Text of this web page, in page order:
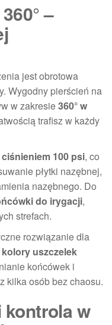
–
jest obrotowa
Wygodny pierścień na
w zakresie360° w
trafisz w każdy
100 psi, co
płytki nazębnej,
nazębnego. Do
do irygacji,
strefach.
rozwiązanie dla
uszczelek
końcówek i
kilka osób bez chaosu.
kontrola w